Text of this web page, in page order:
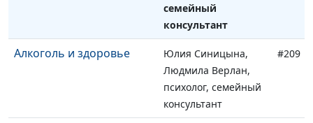
семейный
консультант
Алкоголь и здоровье
Юлия Синицына,
Людмила Верлан,
психолог, семейный
консультант
#209